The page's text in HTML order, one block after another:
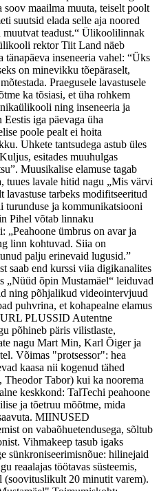
maailma muuta, teiselt poolt
suutsid elada selle aja noored
muutvat teadust.“ Ülikoolilinnak
rektor Tiit Land näeb
tänapäeva inseneeria vahel: “Üks
on minevikku tõepäraselt,
Praegusele lavastusele
ka tõsiasi, et üha rohkem
ning inseneeria ja
iga päevaga üha
poole pealt ei hoita
Uhkete tantsudega astub üles
esitades muuhulgas
Muusikalise elamuse tagab
tuues lavale hitid nagu „Mis värvi
lavastuse tarbeks modifitseeritud
turunduse ja kommunikatsiooni
Pihel võtab linnaku
„Peahoone ümbrus on avar ja
linn kohtuvad. Siia on
palju erinevaid lugusid.”
saab end kurssi viia digikanalites
„Nüüd õpin Mustamäel“ leiduvad
ning põhjalikud videointervjuud
puhvrina, et kohapealne elamus
PLUSSID Autentne
põhineb päris vilistlaste,
nagu Mart Min, Karl Õiger ja
Võimas "protsessor": hea
kaasa nii kogenud tähed
Tabor) kui ka noorema
keskkond: TalTechi peahoone
ja tõetruu mõõtme, mida
MIINUSED
on vabaõhuetendusega, sõltub
Vihmakeep tasub igaks
sünkroniseerimisnõue: hilinejaid
reaalajas töötavas süsteemis,
(soovituslikult 20 minutit varem).